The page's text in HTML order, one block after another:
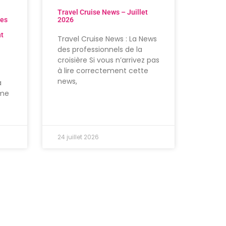
Travel Cruise News – Juillet
2026
Travel Cruise News : La News
des professionnels de la
croisière Si vous n’arrivez pas
à lire correctement cette
news,
24 juillet 2026